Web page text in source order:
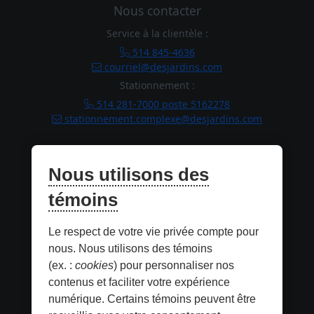
Nous contacter
Service à la clientèle :
514 845-4636
courriel@desjardins.com
Stationnement :
514 281-7000 poste 5162278
stationnement.complexe@desjardins.com
Lundi : 10hà 18h
Mardi : 10hà18h
Mercredi : 10h
Vendredi : 10hà21h
Samedi : 10h à17h
Dimanche : 10hà17h
Informations
Nous utilisons des
témoins
Le respect de votre vie privée compte pour
nous. Nous utilisons des témoins
(ex. : cookies) pour personnaliser nos
contenus et faciliter votre expérience
numérique. Certains témoins peuvent être